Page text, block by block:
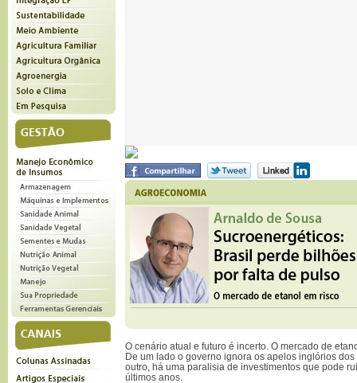
O cenário atual e futuro é incerto. O mercado de
De um lado o governo ignora os apelos inglórios
outro, há uma paralisia de investimentos que pode
últimos anos.